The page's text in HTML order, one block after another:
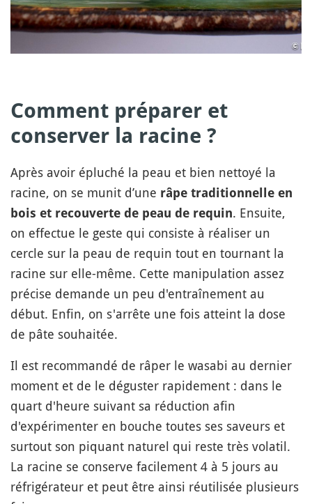
Comment préparer et
conserver la racine ?
Après avoir épluché la peau et bien nettoyé la
racine, on se munit d’une râpe traditionnelle en
bois et recouverte de peau de requin. Ensuite,
on effectue le geste qui consiste à réaliser un
cercle sur la peau de requin tout en tournant la
racine sur elle-même. Cette manipulation assez
précise demande un peu d'entraînement au
début. Enfin, on s'arrête une fois atteint la dose
de pâte souhaitée.
Il est recommandé de râper le wasabi au dernier
moment et de le déguster rapidement : dans le
quart d'heure suivant sa réduction afin
d'expérimenter en bouche toutes ses saveurs et
surtout son piquant naturel qui reste très volatil.
La racine se conserve facilement 4 à 5 jours au
réfrigérateur et peut être ainsi réutilisée plusieurs